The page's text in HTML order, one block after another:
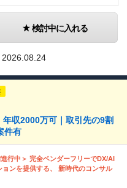
検討中に入れる
2026.08.24
収2000万可｜取引先の9割
件有
行中＞ 完全ベンダーフリーでDX/AI
ョンを提供する、 新時代のコンサル